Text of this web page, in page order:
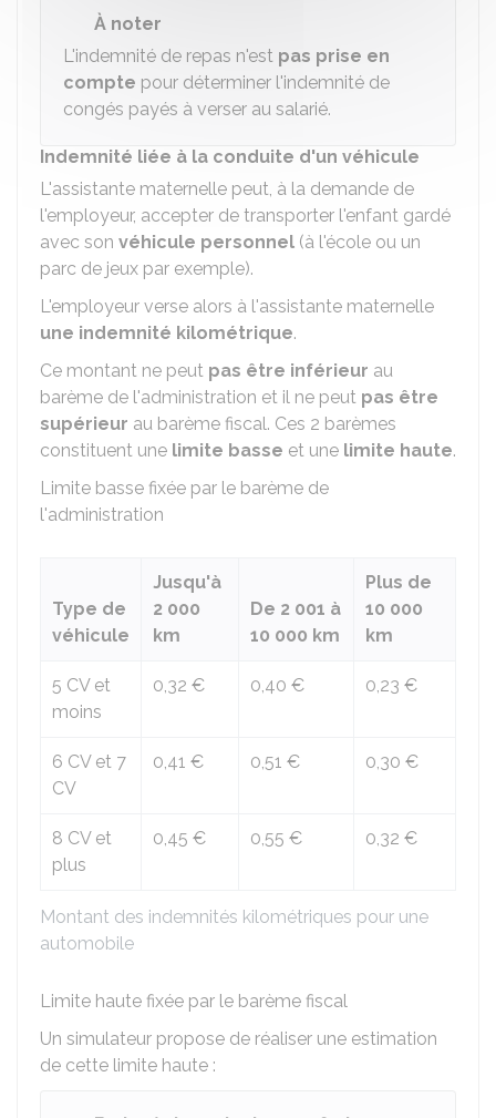
À noter
L'indemnité de repas n'est pas prise en
compte pour déterminer l'indemnité de
congés payés à verser au salarié.
Indemnité liée à la conduite d'un véhicule
L'assistante maternelle peut, à la demande de
l'employeur, accepter de transporter l'enfant gardé
avec son véhicule personnel (à l'école ou un
parc de jeux par exemple).
L'employeur verse alors à l'assistante maternelle
une indemnité kilométrique.
Ce montant ne peut pas être inférieur au
barème de l'administration et il ne peut pas être
supérieur au barème fiscal. Ces 2 barèmes
constituent une limite basse et une limite haute.
Limite basse fixée par le barème de
l'administration
Montant des indemnités kilométriques pour une
automobile
Type de
véhicule
Jusqu'à
2 000
km
De 2 001 à
10 000 km
Plus de
10 000
km
5 CV et
moins
0,32 € 0,40 € 0,23 €
6 CV et 7
CV
0,41 € 0,51 € 0,30 €
8 CV et
plus
0,45 € 0,55 € 0,32 €
Limite haute fixée par le barème fiscal
Un simulateur propose de réaliser une estimation
de cette limite haute :